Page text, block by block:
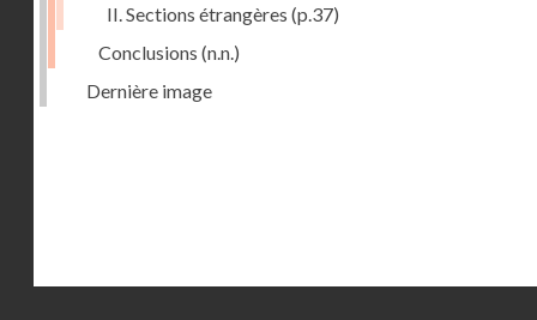
II. Sections étrangères (p.37)
Conclusions (n.n.)
Dernière image